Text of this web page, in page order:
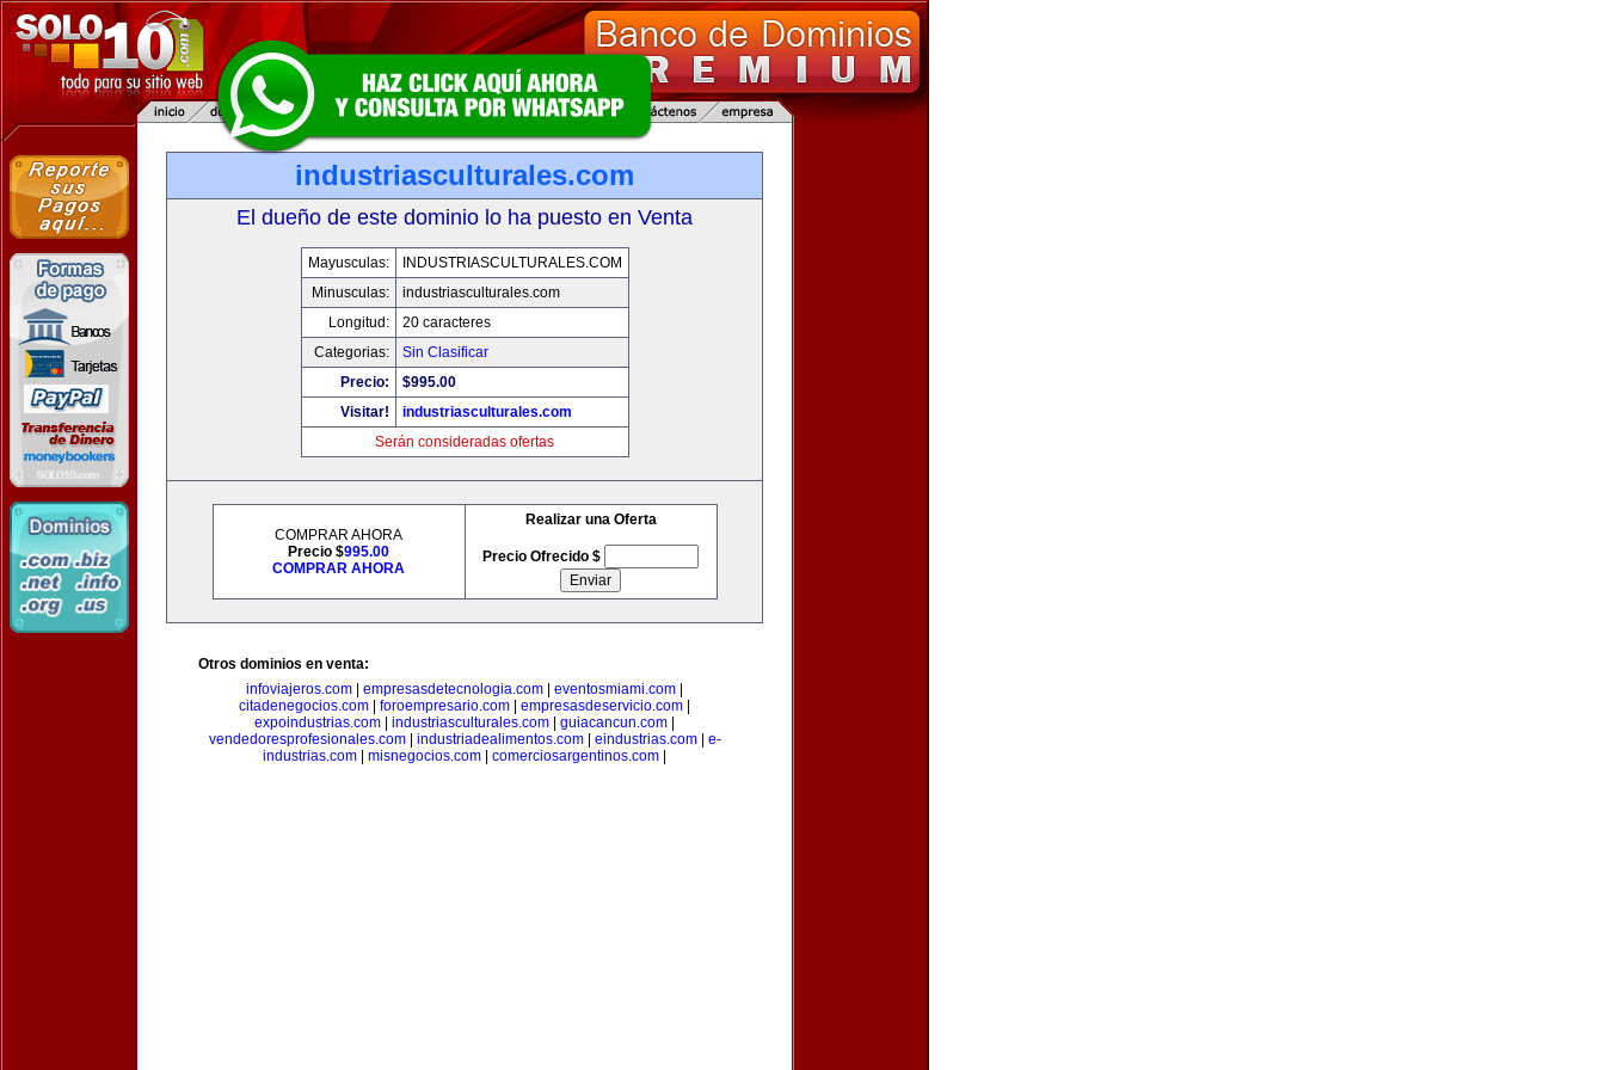
industriasculturales.com
El dueño de este dominio lo ha puesto en Venta
Mayusculas:
INDUSTRIASCULTURALES.COM
Minusculas:
industriasculturales.com
Longitud:
20 caracteres
Categorias:
Sin Clasificar
Precio:
$995.00
Visitar!
industriasculturales.com
Serán consideradas ofertas
COMPRAR AHORA
Precio $995.00
COMPRAR AHORA
Realizar una Oferta
Precio Ofrecido $
Otros dominios en venta:
infoviajeros.com
empresasdetecnologia.com eventosmiami.com
citadenegocios.com
foroempresario.com empresasdeservicio.com
expoindustrias.com
industriasculturales.com guiacancun.com
vendedoresprofesionales.com| industriadealimentos.com| eindustrias.com| e-
industrias.com
misnegocios.com comerciosargentinos.com